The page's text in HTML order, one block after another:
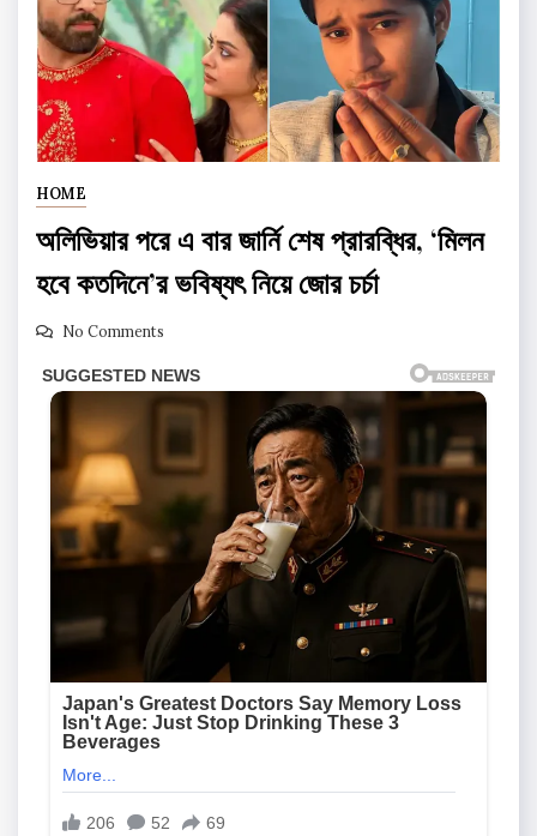
HOME
অলিভিয়ার পরে এ বার জার্নি শেষ প্রারব্ধির, ‘মিলন
হবে কতদিনে’র ভবিষ্যৎ নিয়ে জোর চর্চা
No Comments